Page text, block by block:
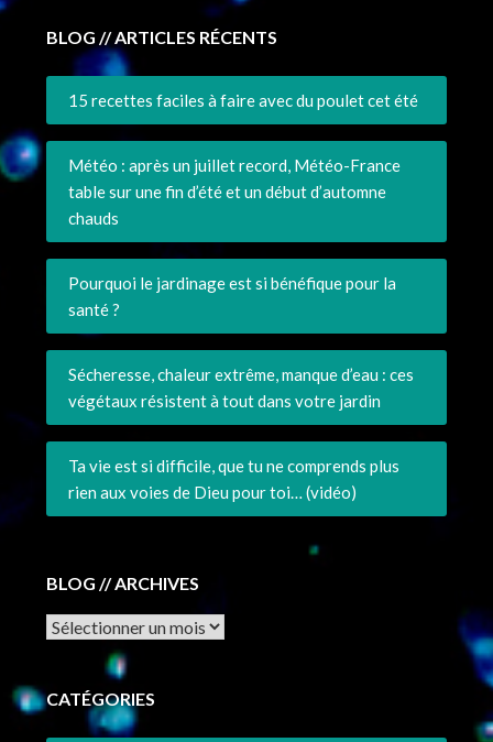
BLOG // ARTICLES RÉCENTS
15 recettes faciles à faire avec du poulet cet été
Météo : après un juillet record, Météo-France
table sur une fin d’été et un début d’automne
chauds
Pourquoi le jardinage est si bénéfique pour la
santé ?
Sécheresse, chaleur extrême, manque d’eau : ces
végétaux résistent à tout dans votre jardin
Ta vie est si difficile, que tu ne comprends plus
rien aux voies de Dieu pour toi… (vidéo)
BLOG // ARCHIVES
Archives
CATÉGORIES